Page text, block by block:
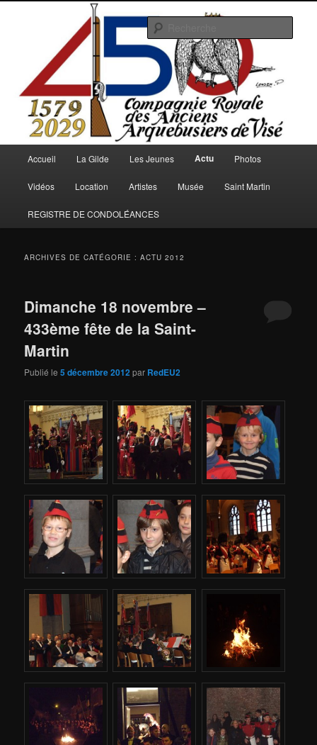
Arquebusiers.eu
Accueil La Gilde Les Jeunes Actu Photos
Vidéos Location Artistes Musée Saint Martin
REGISTRE DE CONDOLÉANCES
ARCHIVES DE CATÉGORIE :ACTU 2012
Dimanche 18 novembre –
433ème fête de la Saint-
Martin
Publié le5 décembre 2012par RedEU2